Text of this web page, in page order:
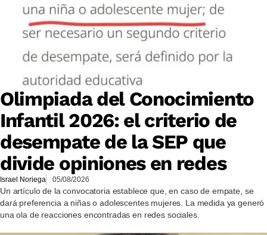
Olimpiada del Conocimiento
Infantil 2026: el criterio de
desempate de la SEP que
divide opiniones en redes
Israel Noriega 05/08/2026
Un artículo de la convocatoria establece que, en caso de empate, se
dará preferencia a niñas o adolescentes mujeres. La medida ya generó
una ola de reacciones encontradas en redes sociales.